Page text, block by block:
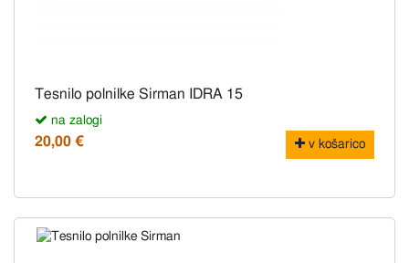
Tesnilo polnilke Sirman IDRA 15
na zalogi
20,00 € v košarico